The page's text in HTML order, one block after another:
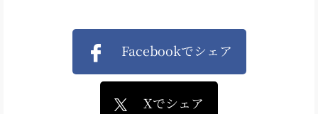
Facebookでシェア
Xでシェア